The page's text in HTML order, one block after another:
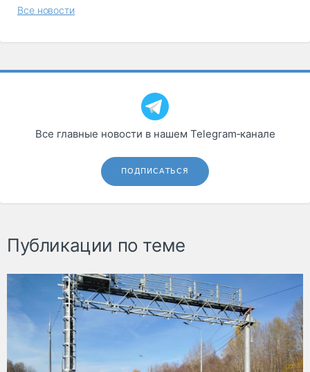
Все новости
Все главные новости в нашем Telegram‑канале
ПОДПИСАТЬСЯ
Публикации по теме